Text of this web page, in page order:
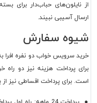
از نایلون‌های حباب‌دار برای
ارسال آسیبی نبیند.
شیوه سفارش
خرید سرویس خواب دو نفره افرا
برای پرداخت هزینه نیز دو
است. برای پرداخت اقساطی نیز از